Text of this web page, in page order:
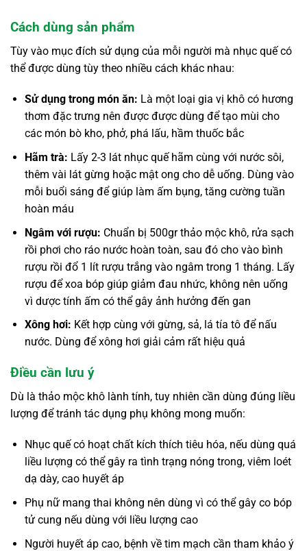
Cách dùng sản phẩm
Tùy vào mục đích sử dụng của mỗi người mà nhục quế có
thể được dùng tùy theo nhiều cách khác nhau:
Sử dụng trong món ăn: Là một loại gia vị khô có hương
thơm đặc trưng nên được được dùng để tạo mùi cho
các món bò kho, phở, phá lấu, hầm thuốc bắc
Hãm trà: Lấy 2-3 lát nhục quế hãm cùng với nước sôi,
thêm vài lát gừng hoặc mật ong cho dễ uống. Dùng vào
mỗi buổi sáng để giúp làm ấm bụng, tăng cường tuần
hoàn máu
Ngâm với rượu: Chuẩn bị 500gr thảo mộc khô, rửa sạch
rồi phơi cho ráo nước hoàn toàn, sau đó cho vào bình
rượu rồi đổ 1 lít rượu trắng vào ngâm trong 1 tháng. Lấy
rượu để xoa bóp giúp giảm đau nhức, không nên uống
vì dược tính ấm có thể gây ảnh hưởng đến gan
Xông hơi: Kết hợp cùng với gừng, sả, lá tía tô để nấu
nước. Dùng để xông hơi giải cảm rất hiệu quả
Điều cần lưu ý
Dù là thảo mộc khô lành tính, tuy nhiên cần dùng đúng liều
lượng để tránh tác dụng phụ không mong muốn:
Nhục quế có hoạt chất kích thích tiêu hóa, nếu dùng quá
liều lượng có thể gây ra tình trạng nóng trong, viêm loét
dạ dày, cao huyết áp
Phụ nữ mang thai không nên dùng vì có thể gây co bóp
tử cung nếu dùng với liều lượng cao
Người huyết áp cao, bệnh về tim mạch cần tham khảo ý